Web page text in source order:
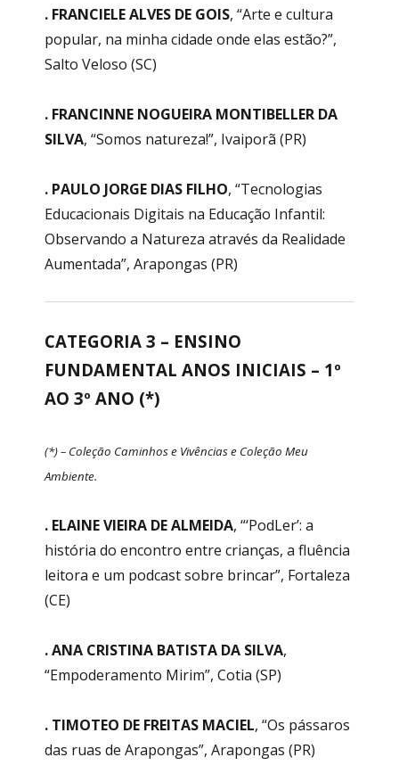
. FRANCIELE ALVES DE GOIS, “Arte e cultura
popular, na minha cidade onde elas estão?”,
Salto Veloso (SC)
. FRANCINNE NOGUEIRA MONTIBELLER DA
SILVA, “Somos natureza!”, Ivaiporã (PR)
. PAULO JORGE DIAS FILHO, “Tecnologias
Educacionais Digitais na Educação Infantil:
Observando a Natureza através da Realidade
Aumentada”, Arapongas (PR)
CATEGORIA 3 – ENSINO
FUNDAMENTAL ANOS INICIAIS – 1º
AO 3º ANO (*)
(*) – Coleção Caminhos e Vivências e Coleção Meu
Ambiente.
. ELAINE VIEIRA DE ALMEIDA, “‘PodLer’: a
história do encontro entre crianças, a fluência
leitora e um podcast sobre brincar”, Fortaleza
(CE)
. ANA CRISTINA BATISTA DA SILVA,
“Empoderamento Mirim”, Cotia (SP)
. TIMOTEO DE FREITAS MACIEL, “Os pássaros
das ruas de Arapongas”, Arapongas (PR)